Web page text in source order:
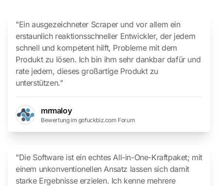
"Ein ausgezeichneter Scraper und vor allem ein
erstaunlich reaktionsschneller Entwickler, der jedem
schnell und kompetent hilft, Probleme mit dem
Produkt zu lösen. Ich bin ihm sehr dankbar dafür und
rate jedem, dieses großartige Produkt zu
unterstützen."
mrmaloy
Bewertung im gofuckbiz.com Forum
"Die Software ist ein echtes All-in-One-Kraftpaket; mit
einem unkonventionellen Ansatz lassen sich damit
starke Ergebnisse erzielen. Ich kenne mehrere